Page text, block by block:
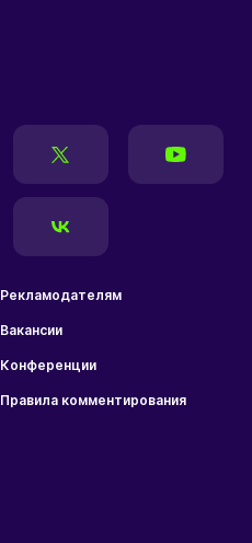
Рекламодателям
Вакансии
Конференции
Правила комментирования